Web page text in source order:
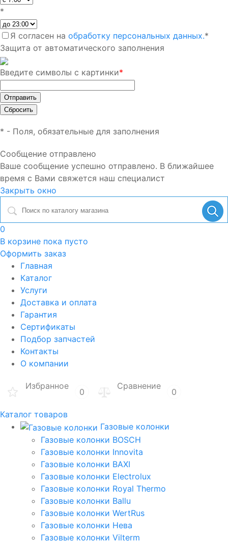
*
Я согласен на обработку персональных данных.*
Защита от автоматического заполнения
Введите символы с картинки*
* - Поля, обязательные для заполнения
Сообщение отправлено
Ваше сообщение успешно отправлено. В ближайшее
время с Вами свяжется наш специалист
Закрыть окно
0
В корзине пока пусто
Оформить заказ
Главная
Каталог
Услуги
Доставка и оплата
Гарантия
Сертификаты
Подбор запчастей
Контакты
О компании
Избранное
0
Сравнение
0
Каталог товаров
Газовые колонки
Газовые колонки BOSCH
Газовые колонки Innovita
Газовые колонки BAXI
Газовые колонки Electrolux
Газовые колонки Royal Thermo
Газовые колонки Ballu
Газовые колонки WertRus
Газовые колонки Нева
Газовые колонки Vilterm